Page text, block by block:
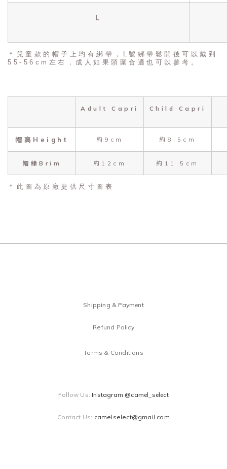
L
＊兒童款的帽子上均有綁帶，L號綁帶鬆開後可以戴到
55-56cm左右，成人如果頭圍合適也可以參考。
Adult Capri Child Capri
帽高Height 約9cm 約8.5cm
帽緣Brim 約12cm 約11.5cm
＊此圖為原廠提供尺寸圖表
Shipping & Payment
Refund Policy
Terms & Conditions
Follow Us:Instagram @camel_select
Contact Us: camelselect@gmail.com